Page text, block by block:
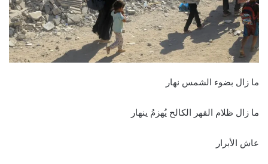
ما زال بضوء الشمس نهار
ما زال ظلام القهر الكالح يُهزمُ ينهار
عاش الأبرار